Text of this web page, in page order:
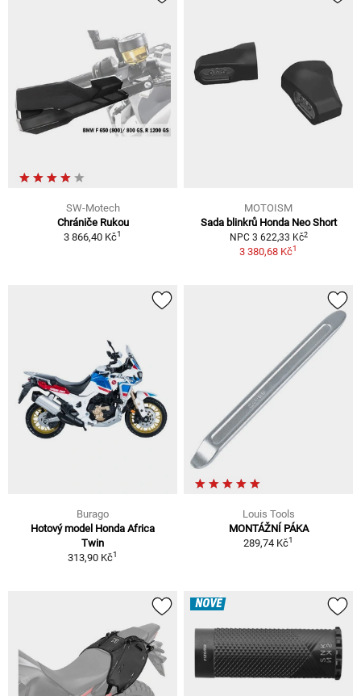
SW-Motech
Chrániče Rukou
3 866,40 Kč1
MOTOISM
Sada blinkrů Honda Neo Short
NPC 3 622,33 Kč2
3 380,68 Kč1
Burago
Hotový model Honda Africa
Twin
313,90 Kč1
Louis Tools
MONTÁŽNÍ PÁKA
289,74 Kč1
NOVÉ